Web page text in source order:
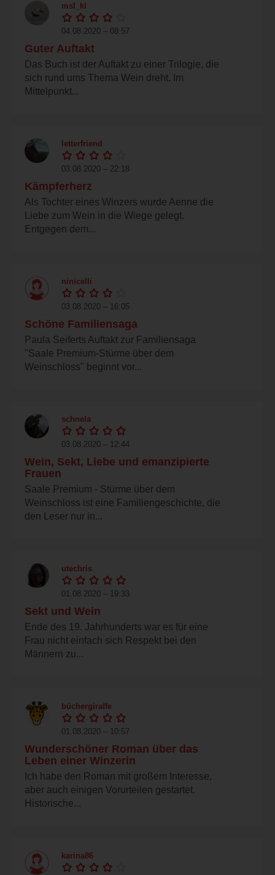
msl_kl
04.08.2020 – 08:57
Guter Auftakt
Das Buch ist der Auftakt zu einer Trilogie, die
sich rund ums Thema Wein dreht. Im
Mittelpunkt...
letterfriend
03.08.2020 – 22:18
Kämpferherz
Als Tochter eines Winzers wurde Aenne die
Liebe zum Wein in die Wiege gelegt.
Entgegen dem...
ninicelli
03.08.2020 – 16:05
Schöne Familiensaga
Paula Seiferts Auftakt zur Familiensaga
"Saale Premium-Stürme über dem
Weinschloss" beginnt vor...
schnela
03.08.2020 – 12:44
Wein, Sekt, Liebe und emanzipierte
Frauen
Saale Premium - Stürme über dem
Weinschloss ist eine Familiengeschichte, die
den Leser nur in...
utechris
01.08.2020 – 19:33
Sekt und Wein
Ende des 19. Jahrhunderts war es für eine
Frau nicht einfach sich Respekt bei den
Männern zu...
büchergiraffe
01.08.2020 – 10:57
Wunderschöner Roman über das
Leben einer Winzerin
Ich habe den Roman mit großem Interesse,
aber auch einigen Vorurteilen gestartet.
Historische...
karina86